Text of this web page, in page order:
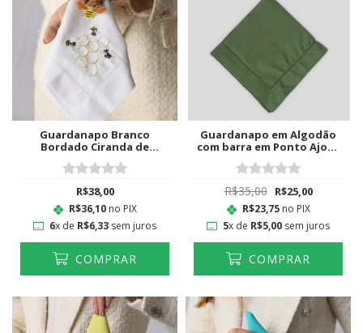
Guardanapo Branco
Bordado Ciranda de
Abelhas
R$38,00
R$36,10no PIX
6x de R$6,33 sem juros
COMPRAR
Guardanapo em Algodão
com barra em Ponto Ajour
Verde Musgo
R$35,00 R$25,00
R$23,75no PIX
5x de R$5,00 sem juros
COMPRAR